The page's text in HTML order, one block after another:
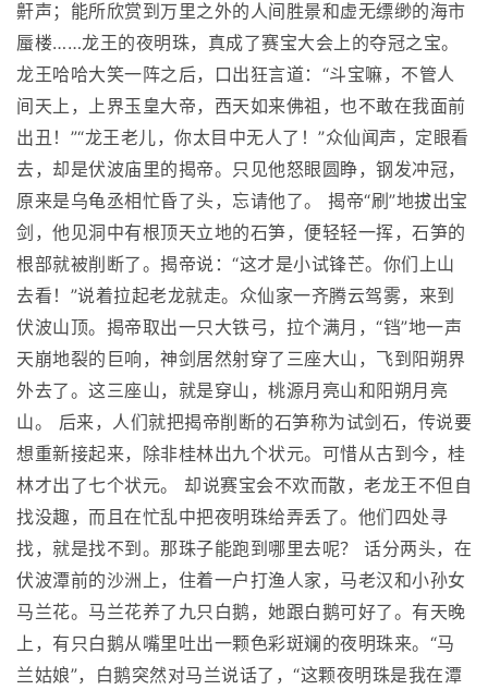
鼾声；能所欣赏到万里之外的人间胜景和虚无缥缈的海市
蜃楼……龙王的夜明珠，真成了赛宝大会上的夺冠之宝。
龙王哈哈大笑一阵之后，口出狂言道：“斗宝嘛，不管人
间天上，上界玉皇大帝，西天如来佛祖，也不敢在我面前
出丑！”“龙王老儿，你太目中无人了！”众仙闻声，定眼看
去，却是伏波庙里的揭帝。只见他怒眼圆睁，钢发冲冠，
原来是乌龟丞相忙昏了头，忘请他了。 揭帝“刷”地拔出宝
剑，他见洞中有根顶天立地的石笋，便轻轻一挥，石笋的
根部就被削断了。揭帝说：“这才是小试锋芒。你们上山
去看！”说着拉起老龙就走。众仙家一齐腾云驾雾，来到
伏波山顶。揭帝取出一只大铁弓，拉个满月，“铛”地一声
天崩地裂的巨响，神剑居然射穿了三座大山，飞到阳朔界
外去了。这三座山，就是穿山，桃源月亮山和阳朔月亮
山。 后来，人们就把揭帝削断的石笋称为试剑石，传说要
想重新接起来，除非桂林出九个状元。可惜从古到今，桂
林才出了七个状元。 却说赛宝会不欢而散，老龙王不但自
找没趣，而且在忙乱中把夜明珠给弄丢了。他们四处寻
找，就是找不到。那珠子能跑到哪里去呢？ 话分两头，在
伏波潭前的沙洲上，住着一户打渔人家，马老汉和小孙女
马兰花。马兰花养了九只白鹅，她跟白鹅可好了。有天晚
上，有只白鹅从嘴里吐出一颗色彩斑斓的夜明珠来。“马
兰姑娘”，白鹅突然对马兰说话了，“这颗夜明珠是我在潭